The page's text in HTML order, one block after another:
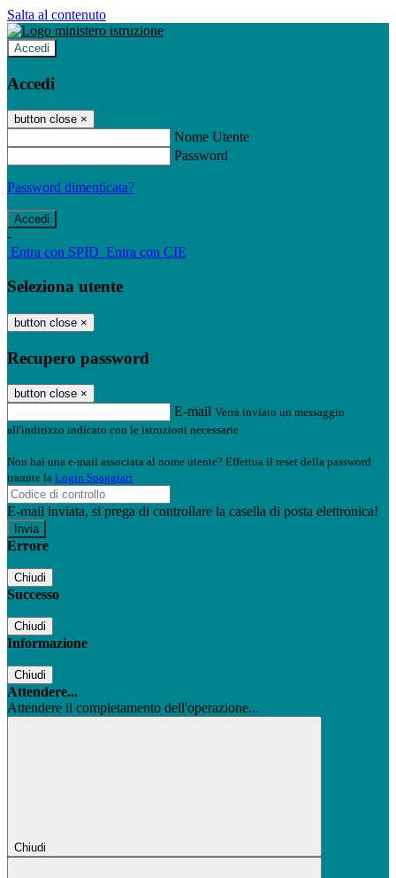
Salta al contenuto
Accedi
Accedi
button close ×
Nome Utente
Password
Password dimenticata?
-
Entra con SPID Entra con CIE
Seleziona utente
button close ×
Recupero password
button close ×
E-mail Verrà inviato un messaggio
all'indirizzo indicato con le istruzioni necessarie.
Non hai una e-mail associata al nome utente? Effettua il reset della password
tramite la Login Spaggiari
E-mail inviata, si prega di controllare la casella di posta elettronica!
Errore
Chiudi
Successo
Chiudi
Informazione
Chiudi
Attendere...
Attendere il completamento dell'operazione...
Chiudi